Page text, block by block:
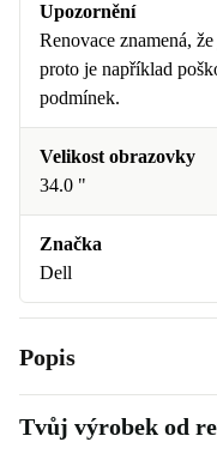
Upozornění
Renovace znamená,
proto je například
podmínek.
Velikost obrazovky
34.0 "
Značka
Dell
Popis
Tvůj výrobek od